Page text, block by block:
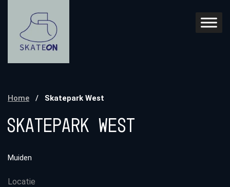
Home / Skatepark West
Skatepark West
Muiden
Locatie